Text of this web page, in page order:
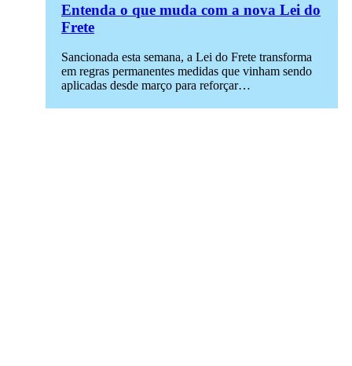
Entenda o que muda com a nova Lei do
Frete
Sancionada esta semana, a Lei do Frete transforma
em regras permanentes medidas que vinham sendo
aplicadas desde março para reforçar…